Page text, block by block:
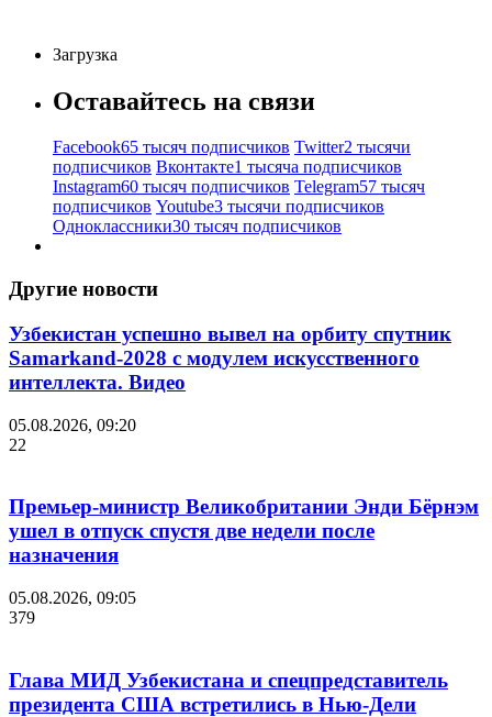
Загрузка
Оставайтесь на связи
Facebook65 тысяч подписчиков Twitter2 тысячи
подписчиков Вконтакте1 тысяча подписчиков
Instagram60 тысяч подписчиков Telegram57 тысяч
подписчиков Youtube3 тысячи подписчиков
Одноклассники30 тысяч подписчиков
Другие новости
Узбекистан успешно вывел на орбиту спутник
Samarkand-2028 с модулем искусственного
интеллекта. Видео
05.08.2026, 09:20
22
Премьер-министр Великобритании Энди Бёрнэм
ушел в отпуск спустя две недели после
назначения
05.08.2026, 09:05
379
Глава МИД Узбекистана и спецпредставитель
президента США встретились в Нью-Дели